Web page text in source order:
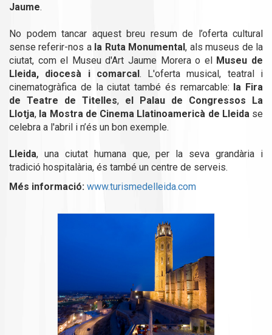
Jaume.
No podem tancar aquest breu resum de l’oferta cultural
sense referir-nos a la Ruta Monumental, als museus de la
ciutat, com el Museu d'Art Jaume Morera o el Museu de
Lleida, diocesà i comarcal. L'oferta musical, teatral i
cinematogràfica de la ciutat també és remarcable: la Fira
de Teatre de Titelles, el Palau de Congressos La
Llotja, la Mostra de Cinema Llatinoamericà de Lleidase
celebra a l'abril i n’és un bon exemple.
Lleida, una ciutat humana que, per la seva grandària i
tradició hospitalària, és també un centre de serveis.
Més informació: www.turismedelleida.com